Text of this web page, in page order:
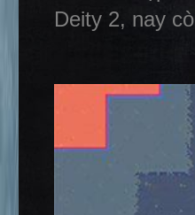
Deity 2, nay